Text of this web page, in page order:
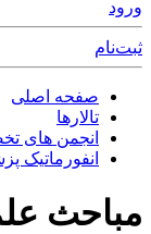
ورود
ثبت‌نام
صفحه اصلی
تالارها
انجمن های
انفورماتیک
مباحث